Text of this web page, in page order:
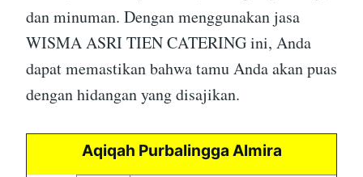
dan minuman. Dengan menggunakan jasa
WISMA ASRI TIEN CATERING ini, Anda
dapat memastikan bahwa tamu Anda akan puas
dengan hidangan yang disajikan.
Aqiqah Purbalingga Almira